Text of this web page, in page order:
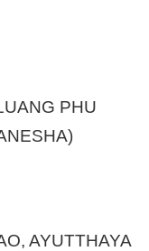
PHU
AYUTTHAYA